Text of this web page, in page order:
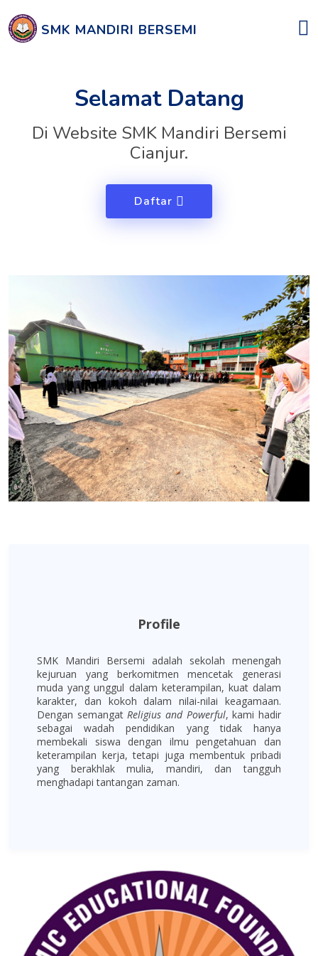
SMK MANDIRI BERSEMI
Selamat Datang
Di Website SMK Mandiri Bersemi
Cianjur.
Daftar
Profile
SMK Mandiri Bersemi adalah sekolah menengah
kejuruan yang berkomitmen mencetak generasi
muda yang unggul dalam keterampilan, kuat dalam
karakter, dan kokoh dalam nilai-nilai keagamaan.
Dengan semangatReligius and Powerful, kami hadir
sebagai wadah pendidikan yang tidak hanya
membekali siswa dengan ilmu pengetahuan dan
keterampilan kerja, tetapi juga membentuk pribadi
yang berakhlak mulia, mandiri, dan tangguh
menghadapi tantangan zaman.